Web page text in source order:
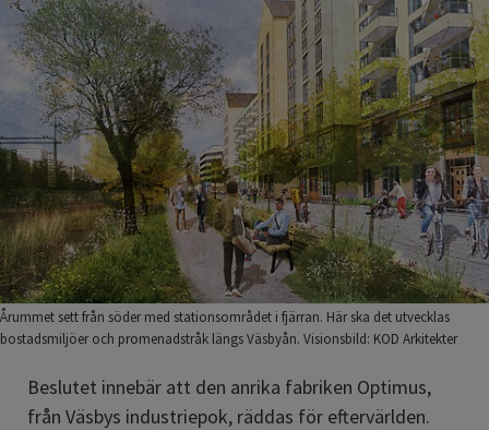
Årummet sett från söder med stationsområdet i fjärran. Här ska det utvecklas
bostadsmiljöer och promenadstråk längs Väsbyån. Visionsbild: KOD Arkitekter
Beslutet innebär att den anrika fabriken Optimus,
från Väsbys industriepok, räddas för eftervärlden.